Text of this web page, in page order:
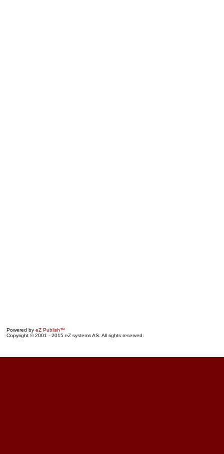
Powered by eZ Publish™
Copyright © 2001 - 2015 eZ systems AS. All rights reserved.